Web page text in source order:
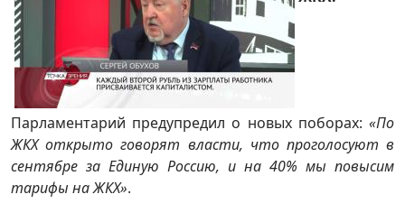
Парламентарий предупредил о новых поборах: «По
ЖКХ открыто говорят власти, что проголосуют в
сентябре за Единую Россию, и на 40% мы повысим
тарифы на ЖКХ».